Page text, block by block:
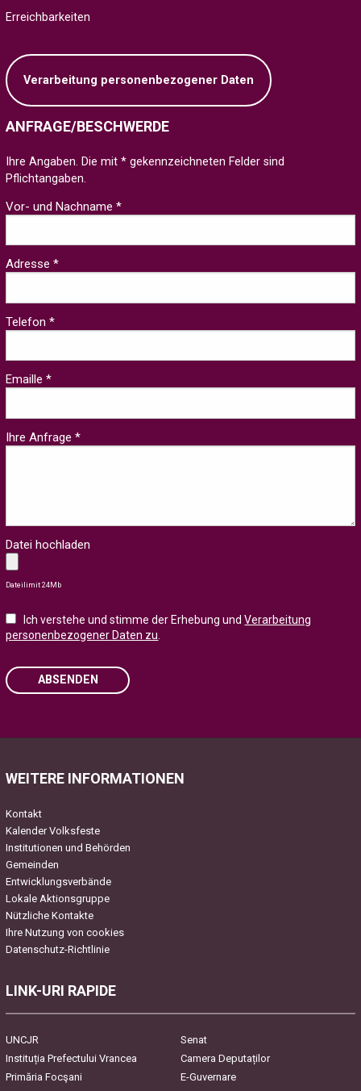
Erreichbarkeiten
Verarbeitung personenbezogener Daten
ANFRAGE/BESCHWERDE
Ihre Angaben. Die mit * gekennzeichneten Felder sind
Pflichtangaben.
Vor- und Nachname *
Adresse *
Telefon *
Emaille *
Ihre Anfrage *
Datei hochladen
Dateilimit 24Mb
Ich verstehe und stimme der Erhebung undVerarbeitung
personenbezogener Daten zu
ABSENDEN
WEITERE INFORMATIONEN
Kontakt
Kalender Volksfeste
Institutionen und Behörden
Gemeinden
Entwicklungsverbände
Lokale Aktionsgruppe
Nützliche Kontakte
Ihre Nutzung von cookies
Datenschutz-Richtlinie
LINK-URI RAPIDE
UNCJR
Senat
Instituția Prefectului Vrancea
Camera Deputaților
Primăria Focşani
E-Guvernare